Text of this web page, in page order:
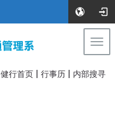
健行首页 | 行事历 | 内部搜寻